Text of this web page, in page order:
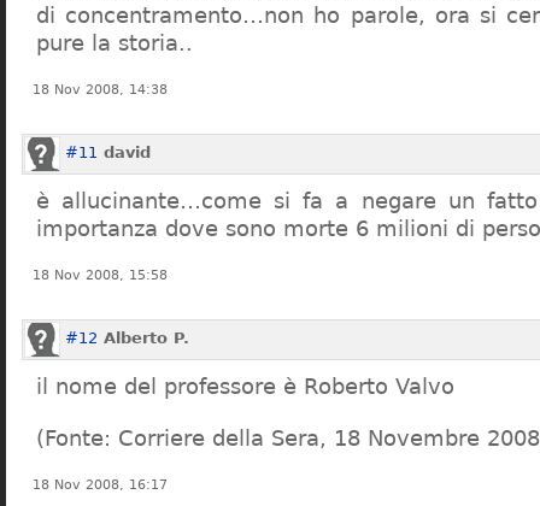
di concentramento…non ho parole, ora si
pure la storia..
18 Nov 2008, 14:38
#11 david
è allucinante…come si fa a negare un
importanza dove sono morte 6 milioni di
18 Nov 2008, 15:58
#12 Alberto P.
il nome del professore è Roberto Valvo
(Fonte: Corriere della Sera, 18 Novembre
18 Nov 2008, 16:17